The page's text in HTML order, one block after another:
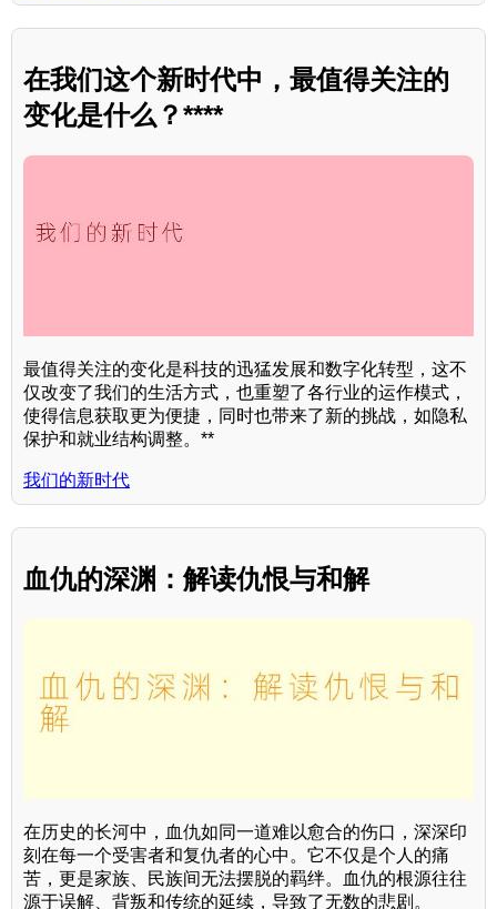
在我们这个新时代中，最值得关注的
变化是什么？****
最值得关注的变化是科技的迅猛发展和数字化转型，这不
仅改变了我们的生活方式，也重塑了各行业的运作模式，
使得信息获取更为便捷，同时也带来了新的挑战，如隐私
保护和就业结构调整。**
我们的新时代
血仇的深渊：解读仇恨与和解
在历史的长河中，血仇如同一道难以愈合的伤口，深深印
刻在每一个受害者和复仇者的心中。它不仅是个人的痛
苦，更是家族、民族间无法摆脱的羁绊。血仇的根源往往
源于误解、背叛和传统的延续，导致了无数的悲剧。